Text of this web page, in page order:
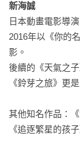
新海誠
日本動畫電影導
2016年以《你的
影。
後續的《天氣之
《鈴芽之旅》更
其他知名作品：
《追逐繁星的孩